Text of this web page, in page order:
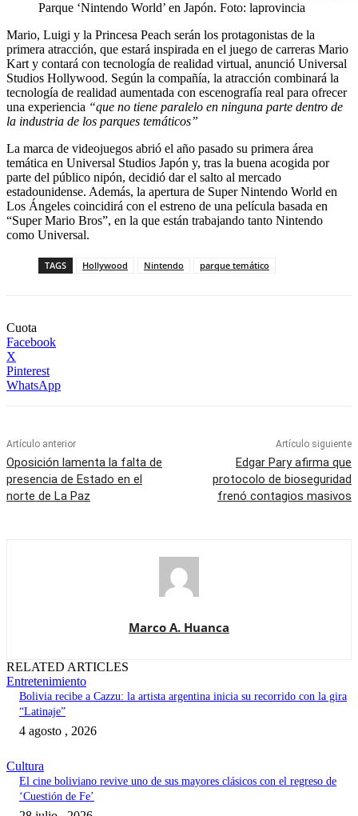
Parque ‘Nintendo World’ en Japón. Foto: laprovincia
Mario, Luigi y la Princesa Peach serán los protagonistas de la
primera atracción, que estará inspirada en el juego de carreras Mario
Kart y contará con tecnología de realidad virtual, anunció Universal
Studios Hollywood. Según la compañía, la atracción combinará la
tecnología de realidad aumentada con escenografía real para ofrecer
una experiencia “que no tiene paralelo en ninguna parte dentro de
la industria de los parques temáticos”
La marca de videojuegos abrió el año pasado su primera área
temática en Universal Studios Japón y, tras la buena acogida por
parte del público nipón, decidió dar el salto al mercado
estadounidense. Además, la apertura de Super Nintendo World en
Los Ángeles coincidirá con el estreno de una película basada en
“Super Mario Bros”, en la que están trabajando tanto Nintendo
como Universal.
TAGS Hollywood Nintendo parque temático
Cuota
Facebook
X
Pinterest
WhatsApp
Artículo anterior
Oposición lamenta la falta de
presencia de Estado en el
norte de La Paz
Artículo siguiente
Edgar Pary afirma que
protocolo de bioseguridad
frenó contagios masivos
Marco A. Huanca
RELATED ARTICLES
Entretenimiento
Bolivia recibe a Cazzu: la artista argentina inicia su recorrido con la gira
“Latinaje”
4 agosto , 2026
Cultura
El cine boliviano revive uno de sus mayores clásicos con el regreso de
‘Cuestión de Fe’